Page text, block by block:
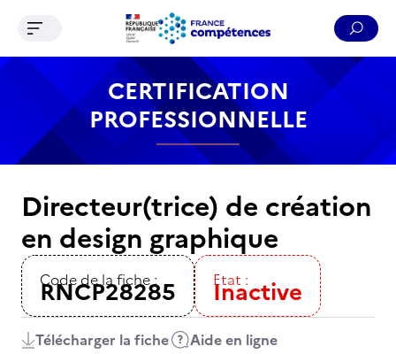
Contenu Recherche Menu Pied de page
Ouvrir le menu de navigation
CERTIFICATION
PROFESSIONNELLE
Directeur(trice) de création
en design graphique
Code de la fiche :
RNCP28285 Etat :
Inactive
Télécharger la fiche Aide en ligne